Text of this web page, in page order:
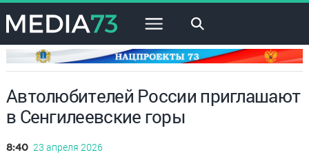
×
Автолюбителей России приглашают
в Сенгилеевские горы
8:40 23 апреля 2026